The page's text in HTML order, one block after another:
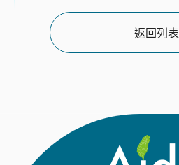
返回列表